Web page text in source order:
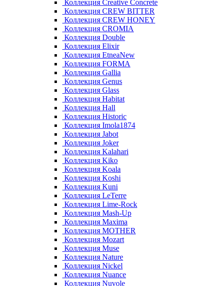
Коллекция Creative Concrete
Коллекция CREW BITTER
Коллекция CREW HONEY
Коллекция CROMIA
Коллекция Double
Коллекция Elixir
Коллекция EtneaNew
Коллекция FORMA
Коллекция Gallia
Коллекция Genus
Коллекция Glass
Коллекция Habitat
Коллекция Hall
Коллекция Historic
Коллекция Imola1874
Коллекция Jabot
Коллекция Joker
Коллекция Kalahari
Коллекция Kiko
Коллекция Koala
Коллекция Koshi
Коллекция Kuni
Коллекция LeTerre
Коллекция Lime-Rock
Коллекция Mash-Up
Коллекция Maxima
Коллекция MOTHER
Коллекция Mozart
Коллекция Muse
Коллекция Nature
Коллекция Nickel
Коллекция Nuance
Коллекция Nuvole